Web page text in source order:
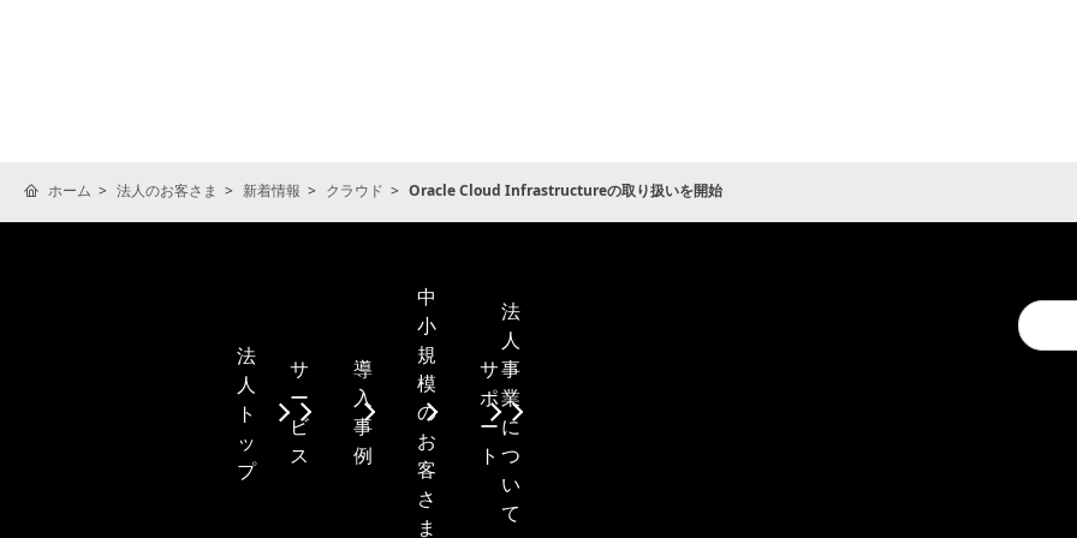
ホーム 法人のお客さま 新着情報 クラウド Oracle Cloud Infrastructureの取り扱いを開始
Conduct
a
search
法
人
ト
ッ
プ
サ
ー
ビ
ス
導
入
事
例
中
小
規
模
の
お
客
さ
ま
サ
ポ
ー
ト
法
人
事
業
に
つ
い
て